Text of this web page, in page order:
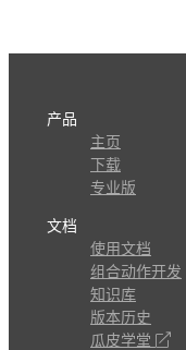
产品
主页
下载
专业版
文档
使用文档
组合动作开发
知识库
版本历史
瓜皮学堂